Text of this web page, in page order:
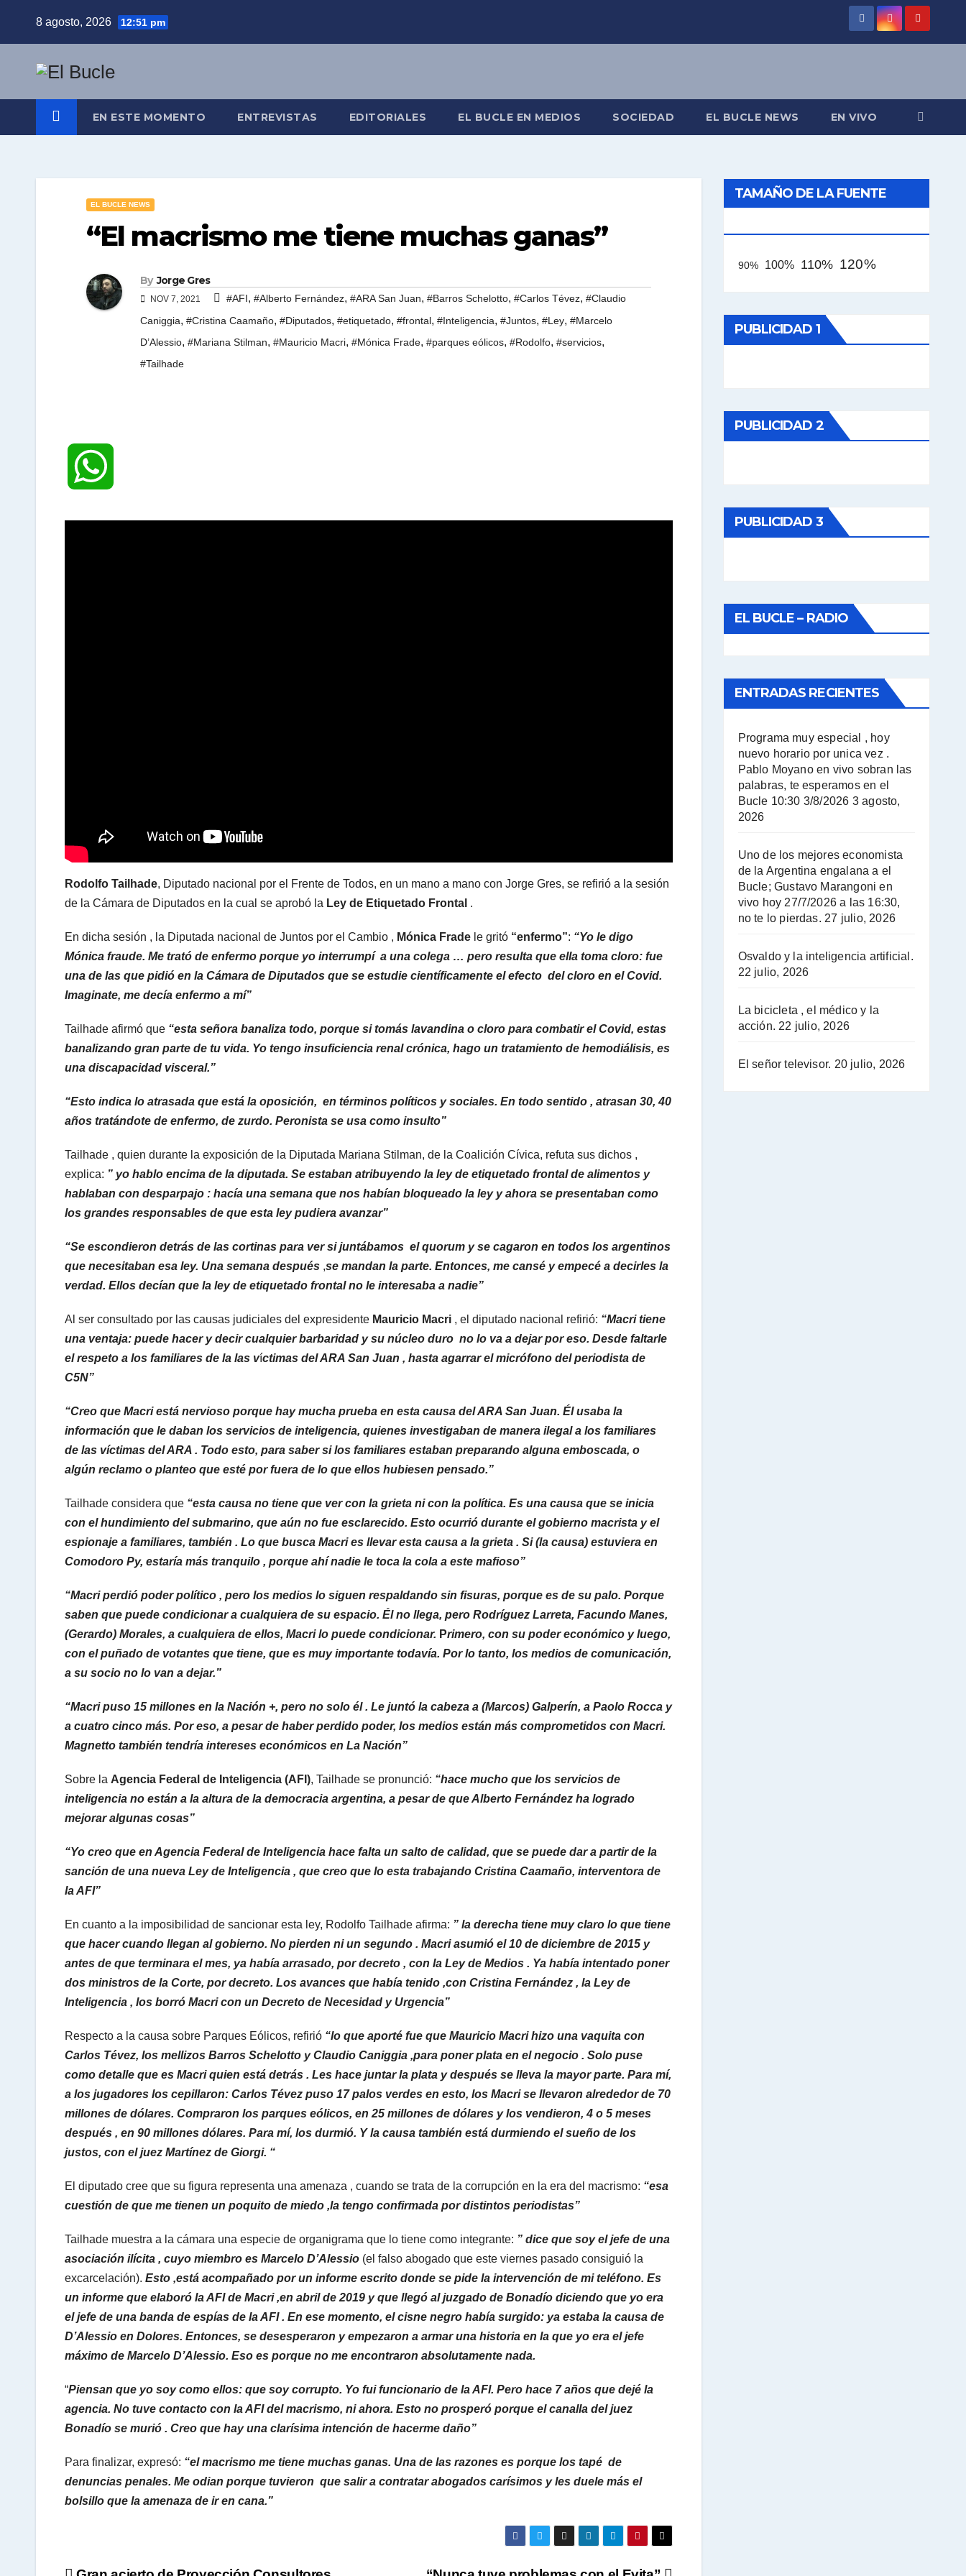
8 agosto, 2026 12:51 pm
EN ESTE MOMENTO ENTREVISTAS EDITORIALES EL BUCLE EN MEDIOS SOCIEDAD EL BUCLE NEWS EN VIVO
EL BUCLE NEWS
“El macrismo me tiene muchas ganas”
By Jorge Gres
NOV 7, 2021 #AFI, #Alberto Fernández, #ARA San Juan, #Barros Schelotto, #Carlos Tévez, #Claudio
Caniggia, #Cristina Caamaño, #Diputados, #etiquetado, #frontal, #Inteligencia, #Juntos, #Ley, #Marcelo
D’Alessio, #Mariana Stilman, #Mauricio Macri, #Mónica Frade, #parques eólicos, #Rodolfo, #servicios,
#Tailhade
Rodolfo Tailhade, Diputado nacional por el Frente de Todos, en un mano a mano con Jorge Gres, se refirió a la sesión
de la Cámara de Diputados en la cual se aprobó la Ley de Etiquetado Frontal .
En dicha sesión , la Diputada nacional de Juntos por el Cambio , Mónica Frade le gritó “enfermo”: “Yo le digo
Mónica fraude. Me trató de enfermo porque yo interrumpí a una colega … pero resulta que ella toma cloro: fue
una de las que pidió en la Cámara de Diputados que se estudie científicamente el efecto del cloro en el Covid.
Imaginate, me decía enfermo a mí”
Tailhade afirmó que “esta señora banaliza todo, porque si tomás lavandina o cloro para combatir el Covid, estas
banalizando gran parte de tu vida. Yo tengo insuficiencia renal crónica, hago un tratamiento de hemodiálisis, es
una discapacidad visceral.”
“Esto indica lo atrasada que está la oposición, en términos políticos y sociales. En todo sentido , atrasan 30, 40
años tratándote de enfermo, de zurdo. Peronista se usa como insulto”
Tailhade , quien durante la exposición de la Diputada Mariana Stilman, de la Coalición Cívica, refuta sus dichos ,
explica: ” yo hablo encima de la diputada. Se estaban atribuyendo la ley de etiquetado frontal de alimentos y
hablaban con desparpajo : hacía una semana que nos habían bloqueado la ley y ahora se presentaban como
los grandes responsables de que esta ley pudiera avanzar”
“Se escondieron detrás de las cortinas para ver si juntábamos el quorum y se cagaron en todos los argentinos
que necesitaban esa ley. Una semana después ,se mandan la parte. Entonces, me cansé y empecé a decirles la
verdad. Ellos decían que la ley de etiquetado frontal no le interesaba a nadie”
Al ser consultado por las causas judiciales del expresidente Mauricio Macri , el diputado nacional refirió: “Macri tiene
una ventaja: puede hacer y decir cualquier barbaridad y su núcleo duro no lo va a dejar por eso. Desde faltarle
el respeto a los familiares de la las víctimas del ARA San Juan , hasta agarrar el micrófono del periodista de
C5N”
“Creo que Macri está nervioso porque hay mucha prueba en esta causa del ARA San Juan. Él usaba la
información que le daban los servicios de inteligencia, quienes investigaban de manera ilegal a los familiares
de las víctimas del ARA . Todo esto, para saber si los familiares estaban preparando alguna emboscada, o
algún reclamo o planteo que esté por fuera de lo que ellos hubiesen pensado.”
Tailhade considera que “esta causa no tiene que ver con la grieta ni con la política. Es una causa que se inicia
con el hundimiento del submarino, que aún no fue esclarecido. Esto ocurrió durante el gobierno macrista y el
espionaje a familiares, también . Lo que busca Macri es llevar esta causa a la grieta . Si (la causa) estuviera en
Comodoro Py, estaría más tranquilo , porque ahí nadie le toca la cola a este mafioso”
“Macri perdió poder político , pero los medios lo siguen respaldando sin fisuras, porque es de su palo. Porque
saben que puede condicionar a cualquiera de su espacio. Él no llega, pero Rodríguez Larreta, Facundo Manes,
(Gerardo) Morales, a cualquiera de ellos, Macri lo puede condicionar. Primero, con su poder económico y luego,
con el puñado de votantes que tiene, que es muy importante todavía. Por lo tanto, los medios de comunicación,
a su socio no lo van a dejar.”
“Macri puso 15 millones en la Nación +, pero no solo él . Le juntó la cabeza a (Marcos) Galperín, a Paolo Rocca y
a cuatro cinco más. Por eso, a pesar de haber perdido poder, los medios están más comprometidos con Macri.
Magnetto también tendría intereses económicos en La Nación”
Sobre la Agencia Federal de Inteligencia (AFI), Tailhade se pronunció: “hace mucho que los servicios de
inteligencia no están a la altura de la democracia argentina, a pesar de que Alberto Fernández ha logrado
mejorar algunas cosas”
“Yo creo que en Agencia Federal de Inteligencia hace falta un salto de calidad, que se puede dar a partir de la
sanción de una nueva Ley de Inteligencia , que creo que lo esta trabajando Cristina Caamaño, interventora de
la AFI”
En cuanto a la imposibilidad de sancionar esta ley, Rodolfo Tailhade afirma: ” la derecha tiene muy claro lo que tiene
que hacer cuando llegan al gobierno. No pierden ni un segundo . Macri asumió el 10 de diciembre de 2015 y
antes de que terminara el mes, ya había arrasado, por decreto , con la Ley de Medios . Ya había intentado poner
dos ministros de la Corte, por decreto. Los avances que había tenido ,con Cristina Fernández , la Ley de
Inteligencia , los borró Macri con un Decreto de Necesidad y Urgencia”
Respecto a la causa sobre Parques Eólicos, refirió “lo que aporté fue que Mauricio Macri hizo una vaquita con
Carlos Tévez, los mellizos Barros Schelotto y Claudio Caniggia ,para poner plata en el negocio . Solo puse
como detalle que es Macri quien está detrás . Les hace juntar la plata y después se lleva la mayor parte. Para mí,
a los jugadores los cepillaron: Carlos Tévez puso 17 palos verdes en esto, los Macri se llevaron alrededor de 70
millones de dólares. Compraron los parques eólicos, en 25 millones de dólares y los vendieron, 4 o 5 meses
después , en 90 millones dólares. Para mí, los durmió. Y la causa también está durmiendo el sueño de los
justos, con el juez Martínez de Giorgi. “
El diputado cree que su figura representa una amenaza , cuando se trata de la corrupción en la era del macrismo: “esa
cuestión de que me tienen un poquito de miedo ,la tengo confirmada por distintos periodistas”
Tailhade muestra a la cámara una especie de organigrama que lo tiene como integrante: ” dice que soy el jefe de una
asociación ilícita , cuyo miembro es Marcelo D’Alessio (el falso abogado que este viernes pasado consiguió la
excarcelación). Esto ,está acompañado por un informe escrito donde se pide la intervención de mi teléfono. Es
un informe que elaboró la AFI de Macri ,en abril de 2019 y que llegó al juzgado de Bonadío diciendo que yo era
el jefe de una banda de espías de la AFI . En ese momento, el cisne negro había surgido: ya estaba la causa de
D’Alessio en Dolores. Entonces, se desesperaron y empezaron a armar una historia en la que yo era el jefe
máximo de Marcelo D’Alessio. Eso es porque no me encontraron absolutamente nada.
“Piensan que yo soy como ellos: que soy corrupto. Yo fui funcionario de la AFI. Pero hace 7 años que dejé la
agencia. No tuve contacto con la AFI del macrismo, ni ahora. Esto no prosperó porque el canalla del juez
Bonadío se murió . Creo que hay una clarísima intención de hacerme daño”
Para finalizar, expresó: “el macrismo me tiene muchas ganas. Una de las razones es porque los tapé de
denuncias penales. Me odian porque tuvieron que salir a contratar abogados carísimos y les duele más el
bolsillo que la amenaza de ir en cana.”
TAMAÑO DE LA FUENTE
90% 100% 110% 120%
PUBLICIDAD 1
PUBLICIDAD 2
PUBLICIDAD 3
EL BUCLE – RADIO
ENTRADAS RECIENTES
Programa muy especial , hoy
nuevo horario por unica vez .
Pablo Moyano en vivo sobran las
palabras, te esperamos en el
Bucle 10:30 3/8/2026 3 agosto,
2026
Uno de los mejores economista
de la Argentina engalana a el
Bucle; Gustavo Marangoni en
vivo hoy 27/7/2026 a las 16:30,
no te lo pierdas. 27 julio, 2026
Osvaldo y la inteligencia artificial.
22 julio, 2026
La bicicleta , el médico y la
acción. 22 julio, 2026
El señor televisor. 20 julio, 2026